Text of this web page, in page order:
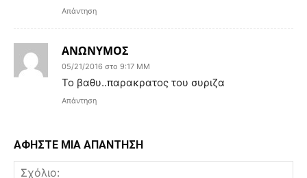
Απάντηση
ΑΝΩΝΥΜΟΣ
05/21/2016 στο 9:17 ΜΜ
Το βαθυ..παρακρατος του συριζα
Απάντηση
ΑΦΗΣΤΕ ΜΙΑ ΑΠΑΝΤΗΣΗ